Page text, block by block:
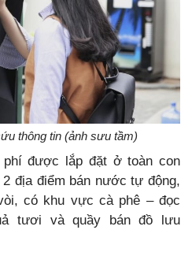
thông tin (ảnh sưu tầm)
phí được lắp đặt ở toàn con
địa điểm bán nước tự động,
có khu vực cà phê – đọc
tươi và quầy bán đồ lưu